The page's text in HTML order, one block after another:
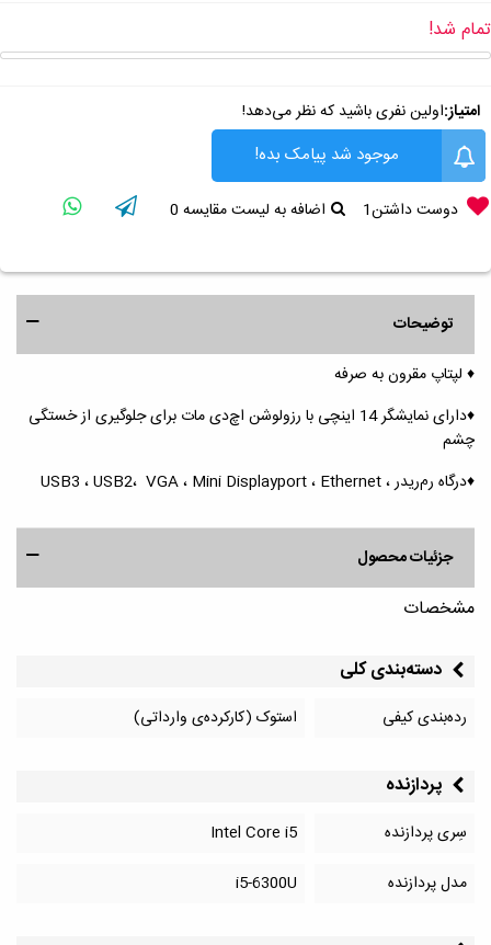
تمام شد!
امتیاز:اولین نفری باشید که نظر می‌دهد!
موجود شد پیامک بده!
دوست داشتن1 اضافه به لیست مقایسه 0
توضیحات
♦️ لپتاپ مقرون به صرفه
♦️دارای نمایشگر 14 اینچی با رزولوشن اچ‌دی مات برای جلوگیری از خستگی
چشم
♦️درگاه رم‌ریدر ، USB3 ، USB2، VGA ، Mini Displayport ، Ethernet
جزئیات محصول
مشخصات
دسته‌بندی کلی
رده‌بندی کیفی استوک (کارکرده‌ی وارداتی)
پردازنده
سِری پردازنده
Intel Core i5
مدل پردازنده
i5-6300U